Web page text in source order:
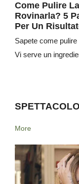
Come Pulire
Rovinarla? 5
Per Un
Sapete come
Vi serve un
SPETTACOLO
More